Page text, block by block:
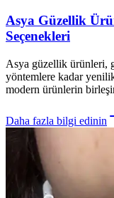
Asya Güzellik
Seçenekleri
Asya güzellik ürünleri,
yöntemlere kadar
modern ürünlerin
Daha fazla bilgi edinin